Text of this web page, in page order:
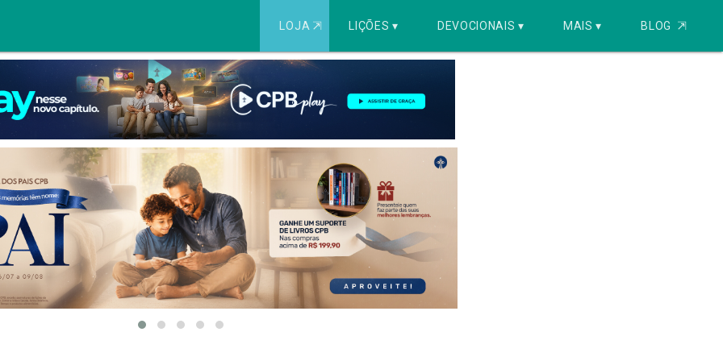
LOJA ⇱ LIÇÕES ▾ DEVOCIONAIS ▾ MAIS ▾ BLOG ⇱